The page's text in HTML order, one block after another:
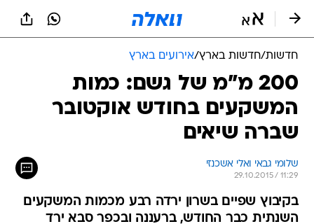
חדשות/חדשות בארץ/אירועים בארץ
200 מ"מ של גשם: כמות
המשקעים בחודש אוקטובר
שברה שיאים
שלומי גבאי ואלי אשכנזי
29.10.2015 / 11:29
בקיבוץ שפיים בשרון ירדה רבע מכמות המשקעים
השנתית כבר החודש, ברעננה ובכפר סבא ירד